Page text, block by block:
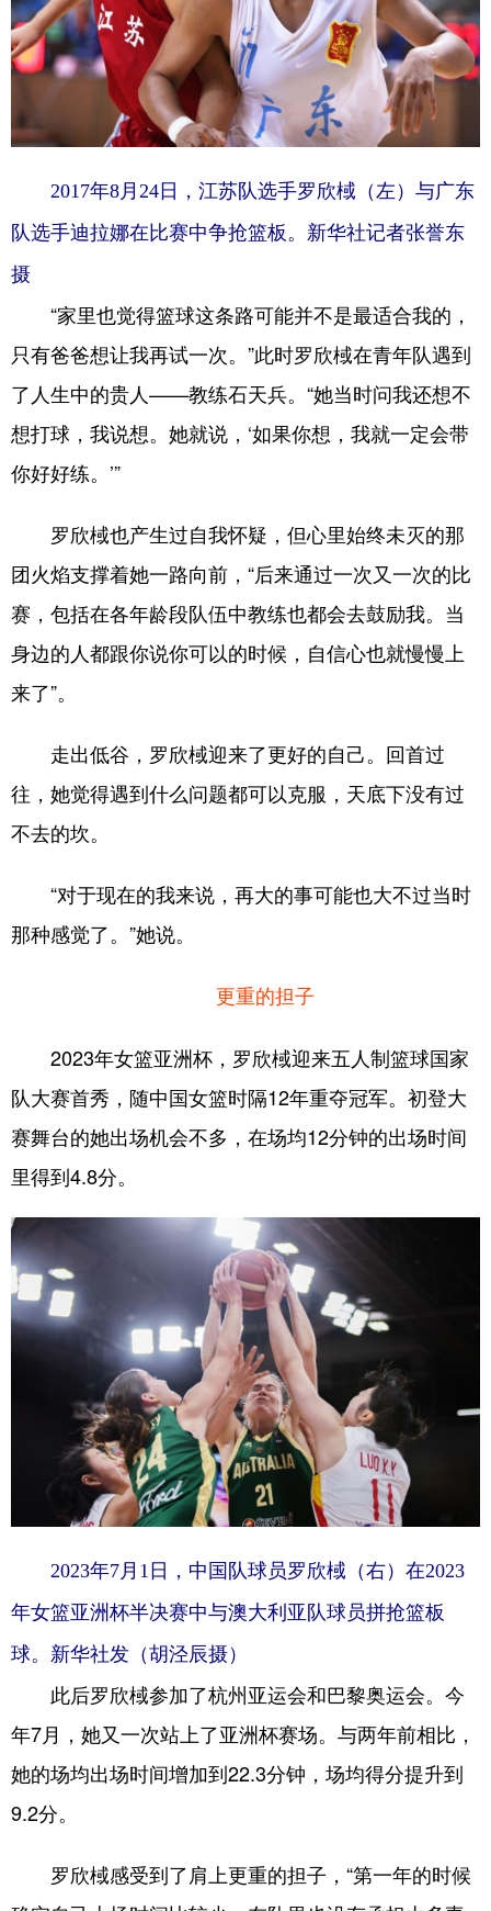
2017年8月24日，江苏队选手罗欣棫（左）与广东
队选手迪拉娜在比赛中争抢篮板。新华社记者张誉东
摄
“家里也觉得篮球这条路可能并不是最适合我的，
只有爸爸想让我再试一次。”此时罗欣棫在青年队遇到
了人生中的贵人——教练石天兵。“她当时问我还想不
想打球，我说想。她就说，‘如果你想，我就一定会带
你好好练。’”
罗欣棫也产生过自我怀疑，但心里始终未灭的那
团火焰支撑着她一路向前，“后来通过一次又一次的比
赛，包括在各年龄段队伍中教练也都会去鼓励我。当
身边的人都跟你说你可以的时候，自信心也就慢慢上
来了”。
走出低谷，罗欣棫迎来了更好的自己。回首过
往，她觉得遇到什么问题都可以克服，天底下没有过
不去的坎。
“对于现在的我来说，再大的事可能也大不过当时
那种感觉了。”她说。
更重的担子
2023年女篮亚洲杯，罗欣棫迎来五人制篮球国家
队大赛首秀，随中国女篮时隔12年重夺冠军。初登大
赛舞台的她出场机会不多，在场均12分钟的出场时间
里得到4.8分。
2023年7月1日，中国队球员罗欣棫（右）在2023
年女篮亚洲杯半决赛中与澳大利亚队球员拼抢篮板
球。新华社发（胡泾辰摄）
此后罗欣棫参加了杭州亚运会和巴黎奥运会。今
年7月，她又一次站上了亚洲杯赛场。与两年前相比，
她的场均出场时间增加到22.3分钟，场均得分提升到
9.2分。
罗欣棫感受到了肩上更重的担子，“第一年的时候